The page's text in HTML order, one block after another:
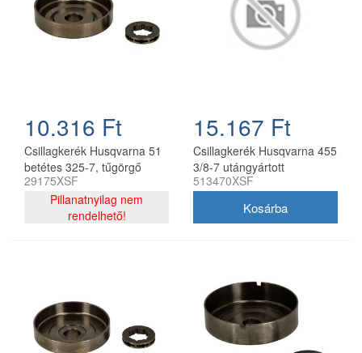
10.316 Ft
Csillagkerék Husqvarna 51
betétes 325-7, tűgörgő
nélkül oregon utángyártott
29175XSF
Pillanatnyilag nem
rendelhető!
15.167 Ft
Csillagkerék Husqvarna 455
3/8-7 utángyártott
513470XSF